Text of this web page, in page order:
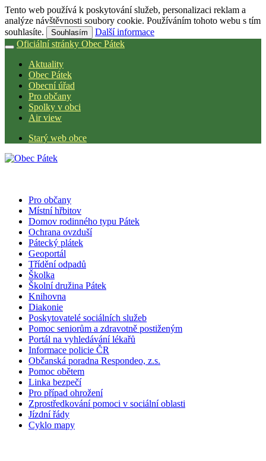
Tento web používá k poskytování služeb, personalizaci reklam a
analýze návštěvnosti soubory cookie. Používáním tohoto webu s tím
souhlasíte.
Souhlasím
Další informace
Oficiální stránky Obec Pátek
Aktuality
Obec Pátek
Obecní úřad
Pro občany
Spolky v obci
Air view
Starý web obce
Pro občany
Místní hřbitov
Domov rodinného typu Pátek
Ochrana ovzduší
Pátecký plátek
Geoportál
Třídění odpadů
Školka
Školní družina Pátek
Knihovna
Diakonie
Poskytovatelé sociálních služeb
Pomoc seniorům a zdravotně postiženým
Portál na vyhledávání lékařů
Informace policie ČR
Občanská poradna Respondeo, z.s.
Pomoc obětem
Linka bezpečí
Pro případ ohrožení
Zprostředkování pomoci v sociální oblasti
Jízdní řády
Cyklo mapy